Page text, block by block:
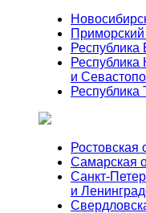
Приморский
Республика
Республика
и
Республика
Ростовская
Самарская
Санкт-
и